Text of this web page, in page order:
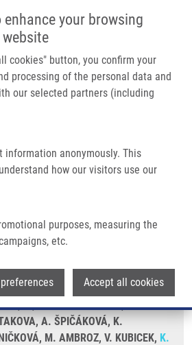
your browsing
cookies" button, you confirm your
processing of the personal data and
our selected partners (including
anonymously. This
how our visitors use our
purposes, measuring the
etc.
Accept all cookies
Main
Domů
Partner institutions
Technologie a služby
Kontakt
caryophyllene, Β-caryophyllene Oxide And Α-
Of The Main Drug-metabolizing Enzymes In Rat
of β-
caryophyllene oxide
on the activities of
enzymes
liver in vitro
L., Z. MYSLIVECKOVA, B.
A. ŠPIČÁKOVÁ, K.
M. AMBROZ, V. KUBICEK, K.